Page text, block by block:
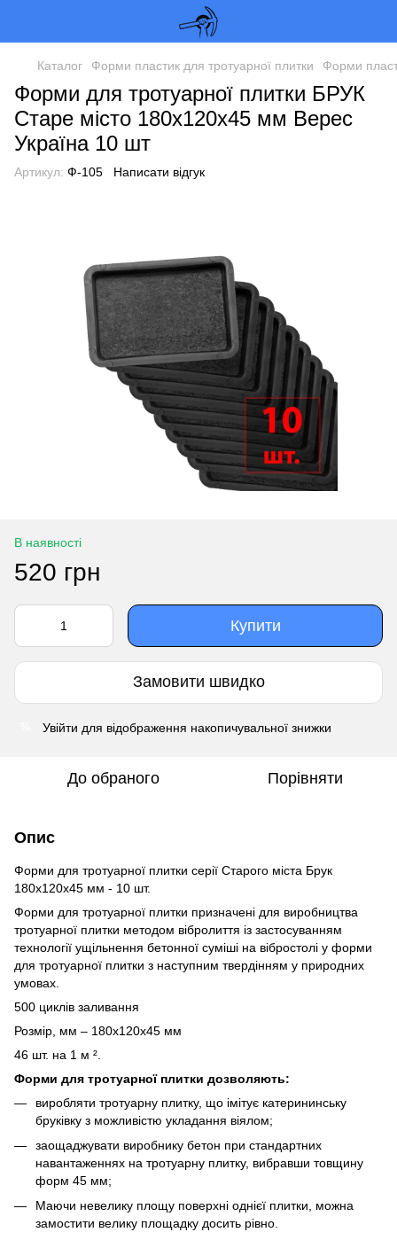
Каталог Форми пластик для тротуарної плитки Форми
Форми для тротуарної плитки БРУК
Старе місто 180х120х45 мм Верес
Україна 10 шт
Артикул: Ф-105 Написати відгук
В наявності
520 грн
Купити
Замовити швидко
Увійти для відображення накопичувальної знижки
До обраного Порівняти
Опис
Форми для тротуарної плитки серії Старого міста Брук
180х120х45 мм - 10 шт.
Форми для тротуарної плитки призначені для виробництва
тротуарної плитки методом вібролиття із застосуванням
технології ущільнення бетонної суміші на вібростолі у форми
для тротуарної плитки з наступним твердінням у природних
умовах.
500 циклів заливання
Розмір, мм – 180х120х45 мм
46 шт. на 1 м ².
Форми для тротуарної плитки дозволяють:
виробляти тротуарну плитку, що імітує катерининську
бруківку з можливістю укладання віялом;
заощаджувати виробнику бетон при стандартних
навантаженнях на тротуарну плитку, вибравши товщину
форм 45 мм;
Маючи невелику площу поверхні однієї плитки, можна
замостити велику площадку досить рівно.